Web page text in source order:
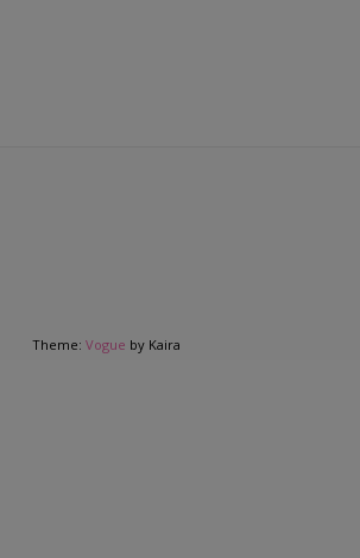
Theme: Vogue by Kaira